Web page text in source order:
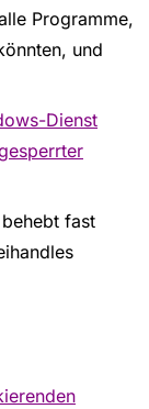
Programme,
und
Dienst
fast